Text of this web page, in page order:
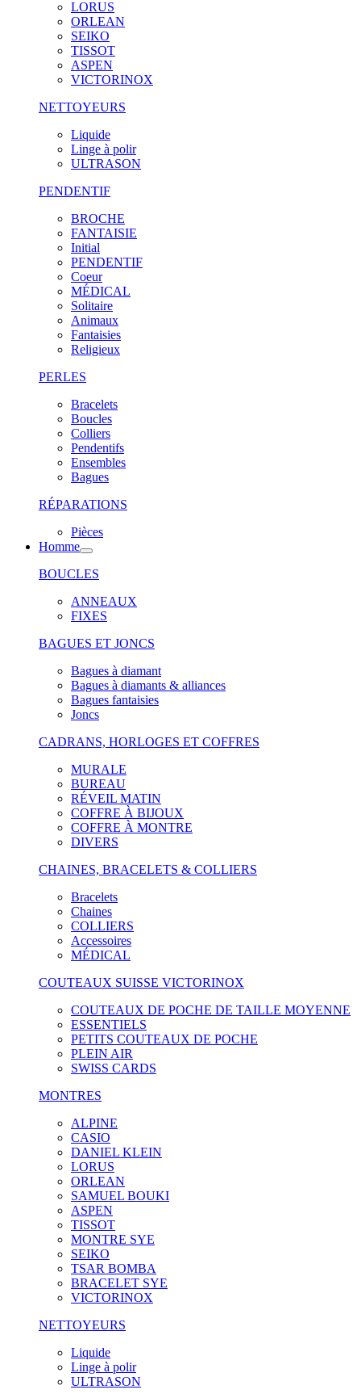
LORUS
ORLEAN
SEIKO
TISSOT
ASPEN
VICTORINOX
NETTOYEURS
Liquide
Linge à polir
ULTRASON
PENDENTIF
BROCHE
FANTAISIE
Initial
PENDENTIF
Coeur
MÉDICAL
Solitaire
Animaux
Fantaisies
Religieux
PERLES
Bracelets
Boucles
Colliers
Pendentifs
Ensembles
Bagues
RÉPARATIONS
Pièces
Homme
BOUCLES
ANNEAUX
FIXES
BAGUES ET JONCS
Bagues à diamant
Bagues à diamants & alliances
Bagues fantaisies
Joncs
CADRANS, HORLOGES ET COFFRES
MURALE
BUREAU
RÉVEIL MATIN
COFFRE À BIJOUX
COFFRE À MONTRE
DIVERS
CHAINES, BRACELETS & COLLIERS
Bracelets
Chaines
COLLIERS
Accessoires
MÉDICAL
COUTEAUX SUISSE VICTORINOX
COUTEAUX DE POCHE DE TAILLE MOYENNE
ESSENTIELS
PETITS COUTEAUX DE POCHE
PLEIN AIR
SWISS CARDS
MONTRES
ALPINE
CASIO
DANIEL KLEIN
LORUS
ORLEAN
SAMUEL BOUKI
ASPEN
TISSOT
MONTRE SYE
SEIKO
TSAR BOMBA
BRACELET SYE
VICTORINOX
NETTOYEURS
Liquide
Linge à polir
ULTRASON